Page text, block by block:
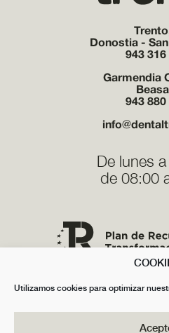
Utilizamos cookies para optimizar
Donostia -
943 316
Garmendia
943 880
De lunes
de 08:00